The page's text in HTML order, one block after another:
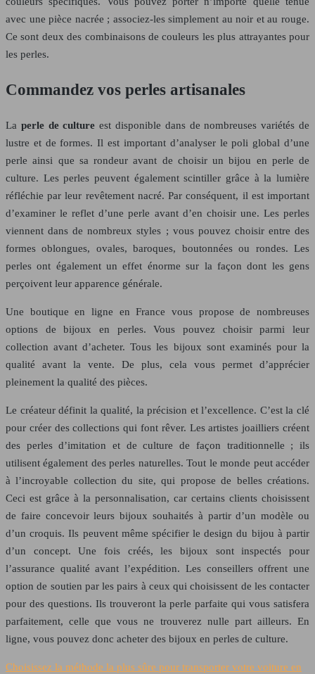
avec une pièce nacrée ; associez-les simplement au noir et au rouge.
Ce sont deux des combinaisons de couleurs les plus attrayantes pour
les perles.
Commandez vos perles artisanales
La perle de culture est disponible dans de nombreuses variétés de
lustre et de formes. Il est important d’analyser le poli global d’une
perle ainsi que sa rondeur avant de choisir un bijou en perle de
culture. Les perles peuvent également scintiller grâce à la lumière
réfléchie par leur revêtement nacré. Par conséquent, il est important
d’examiner le reflet d’une perle avant d’en choisir une. Les perles
viennent dans de nombreux styles ; vous pouvez choisir entre des
formes oblongues, ovales, baroques, boutonnées ou rondes. Les
perles ont également un effet énorme sur la façon dont les gens
perçoivent leur apparence générale.
Une boutique en ligne en France vous propose de nombreuses
options de bijoux en perles. Vous pouvez choisir parmi leur
collection avant d’acheter. Tous les bijoux sont examinés pour la
qualité avant la vente. De plus, cela vous permet d’apprécier
pleinement la qualité des pièces.
Le créateur définit la qualité, la précision et l’excellence. C’est la clé
pour créer des collections qui font rêver. Les artistes joailliers créent
des perles d’imitation et de culture de façon traditionnelle ; ils
utilisent également des perles naturelles. Tout le monde peut accéder
à l’incroyable collection du site, qui propose de belles créations.
Ceci est grâce à la personnalisation, car certains clients choisissent
de faire concevoir leurs bijoux souhaités à partir d’un modèle ou
d’un croquis. Ils peuvent même spécifier le design du bijou à partir
d’un concept. Une fois créés, les bijoux sont inspectés pour
l’assurance qualité avant l’expédition. Les conseillers offrent une
option de soutien par les pairs à ceux qui choisissent de les contacter
pour des questions. Ils trouveront la perle parfaite qui vous satisfera
parfaitement, celle que vous ne trouverez nulle part ailleurs. En
ligne, vous pouvez donc acheter des bijoux en perles de culture.
Choisissez la méthode la plus sûre pour transporter votre voiture en